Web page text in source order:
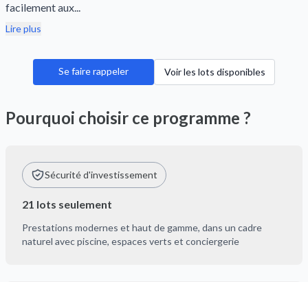
facilement aux...
Lire plus
Se faire rappeler Voir les lots disponibles
Pourquoi choisir ce programme ?
Sécurité d'investissement
21 lots seulement
Prestations modernes et haut de gamme, dans un cadre
naturel avec piscine, espaces verts et conciergerie